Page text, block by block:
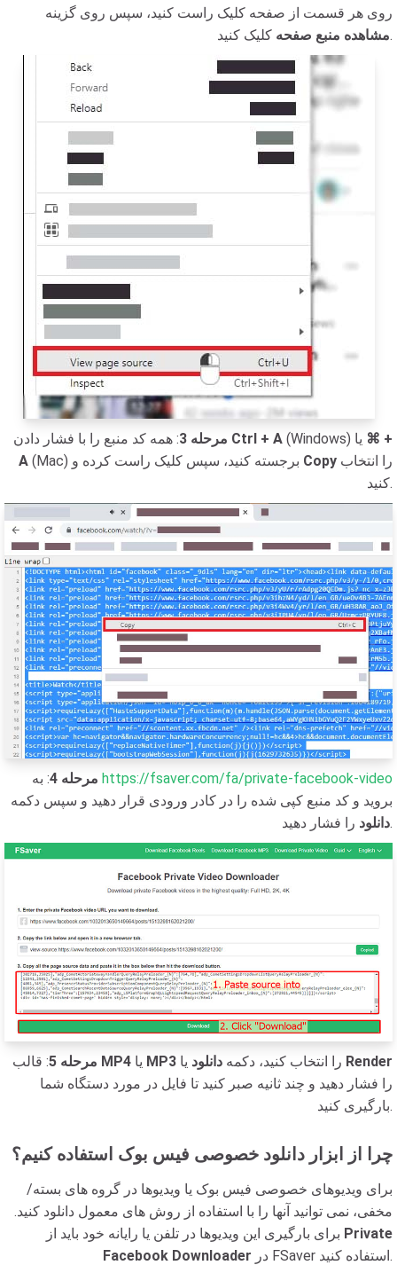
روی هر قسمت از صفحه کلیک راست کنید، سپس روی گزینه
مشاهده منبع صفحهکلیک کنید.
مرحله 3 Ctrl + A
⌘ +
A
Copy
کنید.
مرحله 4 https://fsaver.com/fa/private-facebook-video
بروید و کد منبع کپی شده را در کادر ورودی قرار دهید و سپس دکمه
دانلودرا فشار دهید.
مرحله 5 MP4 MP3 را انتخاب کنید، دکمه دانلود
Render
را فشار دهید و چند ثانیه صبر کنید تا فایل در مورد دستگاه شما
بارگیری کنید.
چرا از ابزار دانلود خصوصی فیس بوک استفاده کنیم؟
برای ویدیوهای خصوصی فیس بوک یا ویدیوها در گروه های بسته/
مخفی، نمی توانید آنها را با استفاده از روش های معمول دانلود کنید.
Private
Facebook Downloader
در FSaver استفاده کنید.